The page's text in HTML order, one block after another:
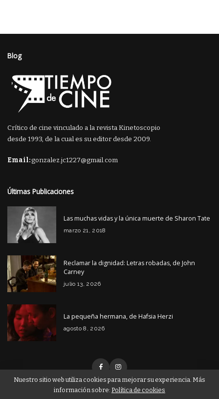
Blog
Crítico de cine vinculado a la revista Kinetoscopio
desde 1993, de la cual es su editor desde 2009.
Email:gonzalez.jc1227@gmail.com
Últimas Publicaciones
Las muchas vidas y la única muerte de Sharon Tate
marzo 21, 2018
Reclamar la dignidad: Letras robadas, de John
Carney
julio 13, 2026
La pequeña hermana, de Hafsia Herzi
agosto 8, 2026
Nuestro sitio web utiliza cookies para mejorar su experiencia. Más
información sobre: Política de cookies